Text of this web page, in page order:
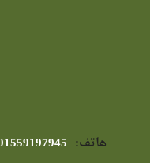
هاتف: